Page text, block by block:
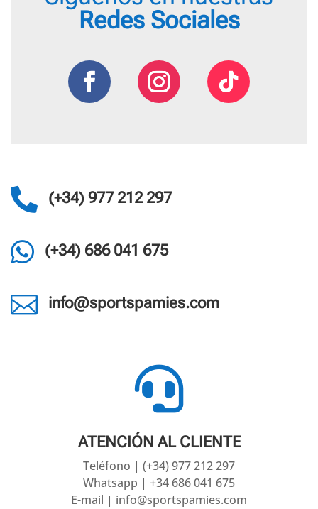
Redes Sociales
 (+34) 977 212 297
 (+34) 686 041 675
 info@sportspamies.com

ATENCIÓN AL CLIENTE
Teléfono | (+34) 977 212 297
Whatsapp | +34 686 041 675
E-mail | info@sportspamies.com